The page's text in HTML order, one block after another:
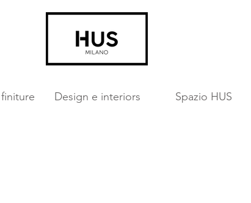
Design e interiors Spazio HUS